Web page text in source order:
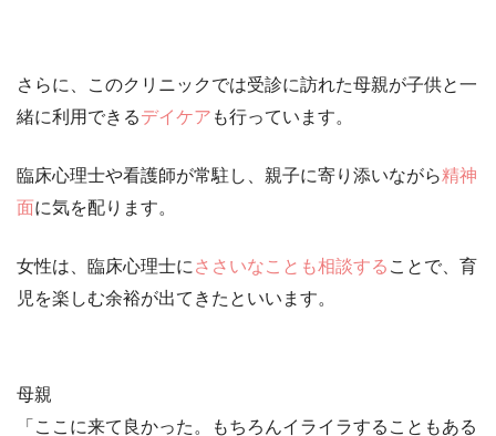
さらに、このクリニックでは受診に訪れた母親が子供と一
緒に利用できるデイケア も行っています。
臨床心理士や看護師が常駐し、親子に寄り添いながら精神
面に気を配ります。
女性は、臨床心理士に ささいなことも相談する ことで、育
児を楽しむ余裕が出てきたといいます。
母親
「ここに来て良かった。もちろんイライラすることもある